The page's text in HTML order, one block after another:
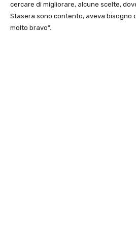
cercare di migliorare, alcune scelte,
Stasera sono contento, aveva bisogno
molto bravo”.